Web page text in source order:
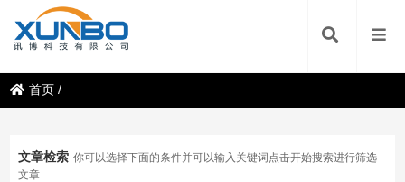
首页 /
文章检索 你可以选择下面的条件并可以输入关键词点击开始搜索进行筛选
文章